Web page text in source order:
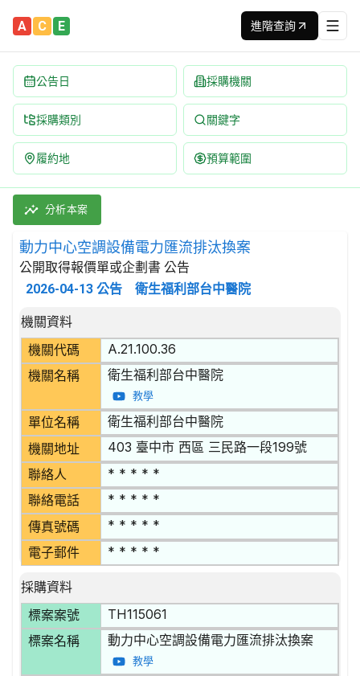
A C E 進階查詢
公告日 採購機關
採購類別 關鍵字
履約地 預算範圍
動力中心空調設備電力匯流排汰換案 招標公告 | 案號：
採購類別：工程類 電力工程 | 招標方式：公開取得報價單
分析本案
動力中心空調設備電力匯流排汰換案
公開取得報價單或企劃書 公告
2026-04-13 公告 衛生福利部台中醫院
招標公告詳細內容
機關資料
機關代碼
A.21.100.36
機關名稱 衛生福利部台中醫院
教學
單位名稱 衛生福利部台中醫院
機關地址 403 臺中市 西區 三民路一段199號
聯絡人 * * * * *
聯絡電話 * * * * *
傳真號碼 * * * * *
電子郵件 * * * * *
採購資料
標案案號
TH115061
標案名稱 動力中心空調設備電力匯流排汰換案
教學